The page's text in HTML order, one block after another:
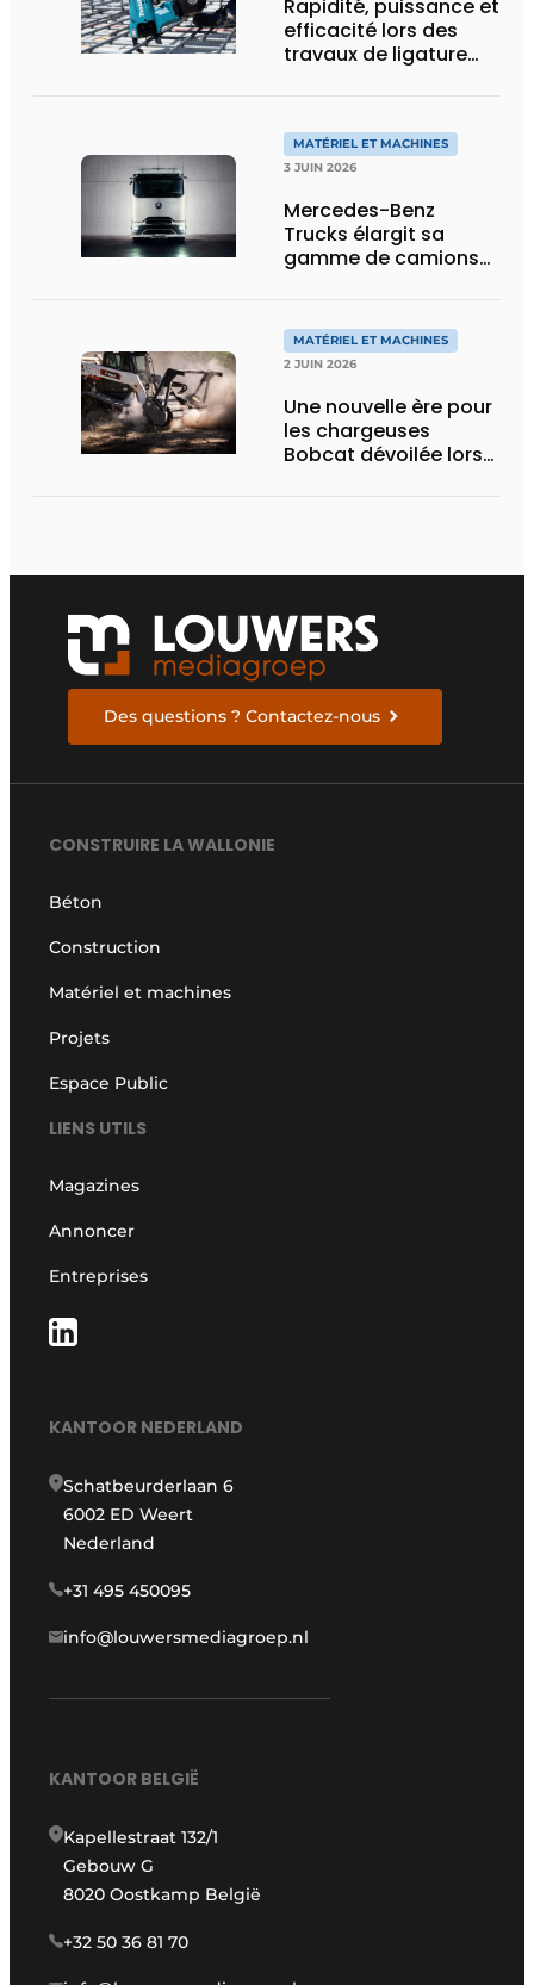
Rapidité, puissance et
efficacité lors des
travaux de ligature
MATÉRIEL ET MACHINES
3 JUIN 2026
Mercedes-Benz
Trucks élargit sa
gamme de camions
eActros Lowliner
MATÉRIEL ET MACHINES
2 JUIN 2026
Une nouvelle ère pour
les chargeuses
Bobcat dévoilée lors
Des questions ? Contactez-nous
CONSTRUIRE LA WALLONIE
Béton
Construction
Matériel et machines
Projets
Espace Public
LIENS UTILS
Magazines
Annoncer
Entreprises
KANTOOR NEDERLAND
Schatbeurderlaan 6
6002 ED Weert
Nederland
+31 495 450095
info@louwersmediagroep.nl
KANTOOR BELGIË
Kapellestraat 132/1
Gebouw G
8020 Oostkamp België
+32 50 36 81 70